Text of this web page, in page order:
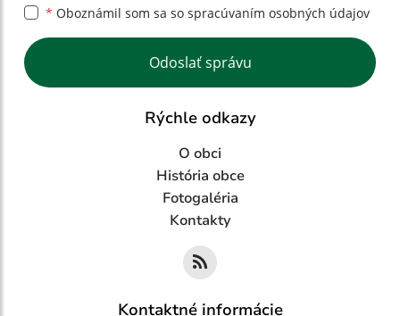
* Oboznámil som sa so spracúvaním osobných údajov
Google reCaptcha Response
Odoslať správu
Rýchle odkazy
O obci
História obce
Fotogaléria
Kontakty
Kontaktné informácie